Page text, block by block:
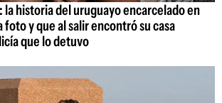
la historia del uruguayo encarcelado en
foto y que al salir encontró su casa
que lo detuvo